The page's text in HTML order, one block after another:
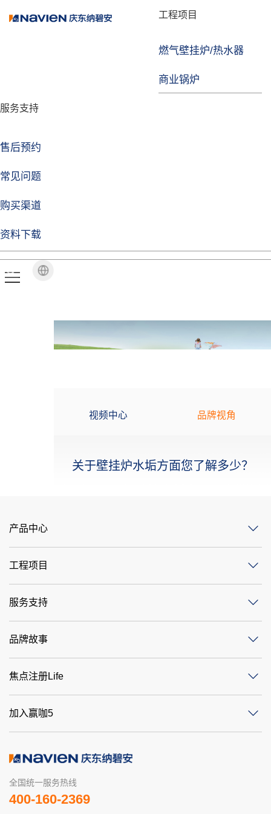
工程项目
燃气壁挂炉/热水器
商业锅炉
服务支持
售后预约
常见问题
购买渠道
资料下载
品牌故事
技术实力
企业动态
焦点注册Life
品牌视角
品牌视角
产品中心
工程项目
服务支持
品牌故事
焦点注册Life
加入赢咖5
全国统一服务热线